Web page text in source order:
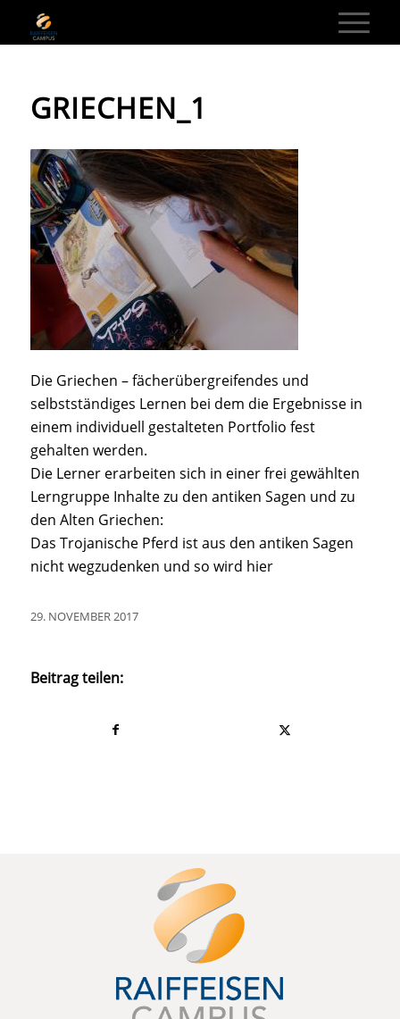
GRIECHEN_1
Die Griechen – fächerübergreifendes und
selbstständiges Lernen bei dem die Ergebnisse in
einem individuell gestalteten Portfolio fest
gehalten werden.
Die Lerner erarbeiten sich in einer frei gewählten
Lerngruppe Inhalte zu den antiken Sagen und zu
den Alten Griechen:
Das Trojanische Pferd ist aus den antiken Sagen
nicht wegzudenken und so wird hier
29. NOVEMBER 2017
Beitrag teilen: